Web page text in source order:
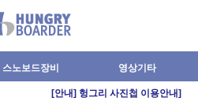
스노보드장비 영상기타
[안내] 헝그리 사진첩 이용안내]